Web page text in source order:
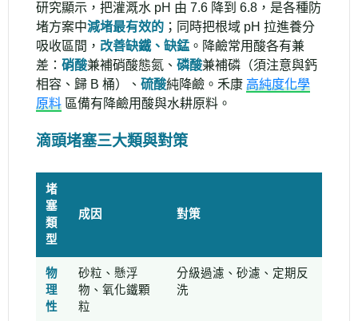
研究顯示，把灌溉水 pH 由 7.6 降到 6.8，是各種防
堵方案中減堵最有效的 ；同時把根域 pH 拉進養分
吸收區間， 改善缺鐵、缺錳 。降鹼常用酸各有兼
差： 硝酸兼補硝酸態氮、 磷酸兼補磷（須注意與鈣
相容、歸 B 桶）、 硫酸純降鹼。禾康 高純度化學
原料 區備有降鹼用酸與水耕原料。
滴頭堵塞三大類與對策
堵
塞
類
型
成因 對策
物
理
性
砂粒、懸浮
物、氧化鐵顆
粒
分級過濾、砂濾、定期反
洗